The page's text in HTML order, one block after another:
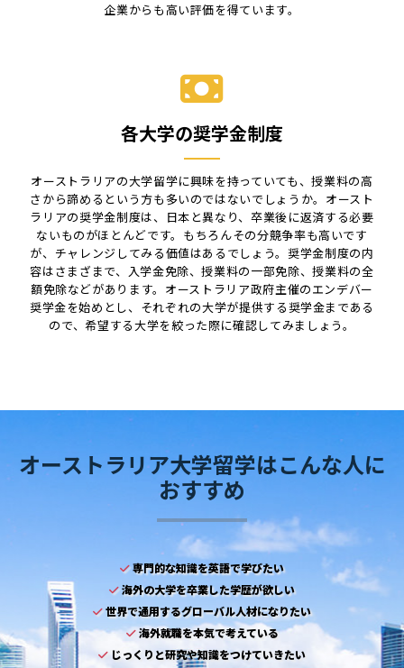
企業からも高い評価を得ています。
各大学の奨学金制度
オーストラリアの大学留学に興味を持っていても、授業料の高
さから諦めるという方も多いのではないでしょうか。オースト
ラリアの奨学金制度は、日本と異なり、卒業後に返済する必要
ないものがほとんどです。もちろんその分競争率も高いです
が、チャレンジしてみる価値はあるでしょう。奨学金制度の内
容はさまざまで、入学金免除、授業料の一部免除、授業料の全
額免除などがあります。オーストラリア政府主催のエンデバー
奨学金を始めとし、それぞれの大学が提供する奨学金まである
ので、希望する大学を絞った際に確認してみましょう。
オーストラリア大学留学はこんな人に
おすすめ
専門的な知識を英語で学びたい
海外の大学を卒業した学歴が欲しい
世界で通用するグローバル人材になりたい
海外就職を本気で考えている
じっくりと研究や知識をつけていきたい